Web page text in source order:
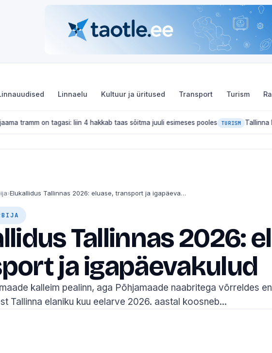
Linnaelu Kultuur ja üritused Transport Turism
liin 4 hakkab taas sõitma juuli esimeses pooles TURISM Tallinna Merepäevad
› Elukallidus Tallinnas 2026: eluase, transport ja igapäevakulud
Tallinnas 2026:
ja igapäevakulud
kalleim pealinn, aga Põhjamaade naabritega võrreldes
Tallinna elaniku kuu eelarve 2026. aastal koosneb...